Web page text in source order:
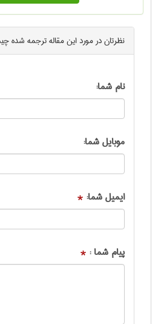
نظرتان در مورد اینمقاله ترجمه شده
نام شما:
موبایل شما:
ایمیل شما: *
پیام شما : *